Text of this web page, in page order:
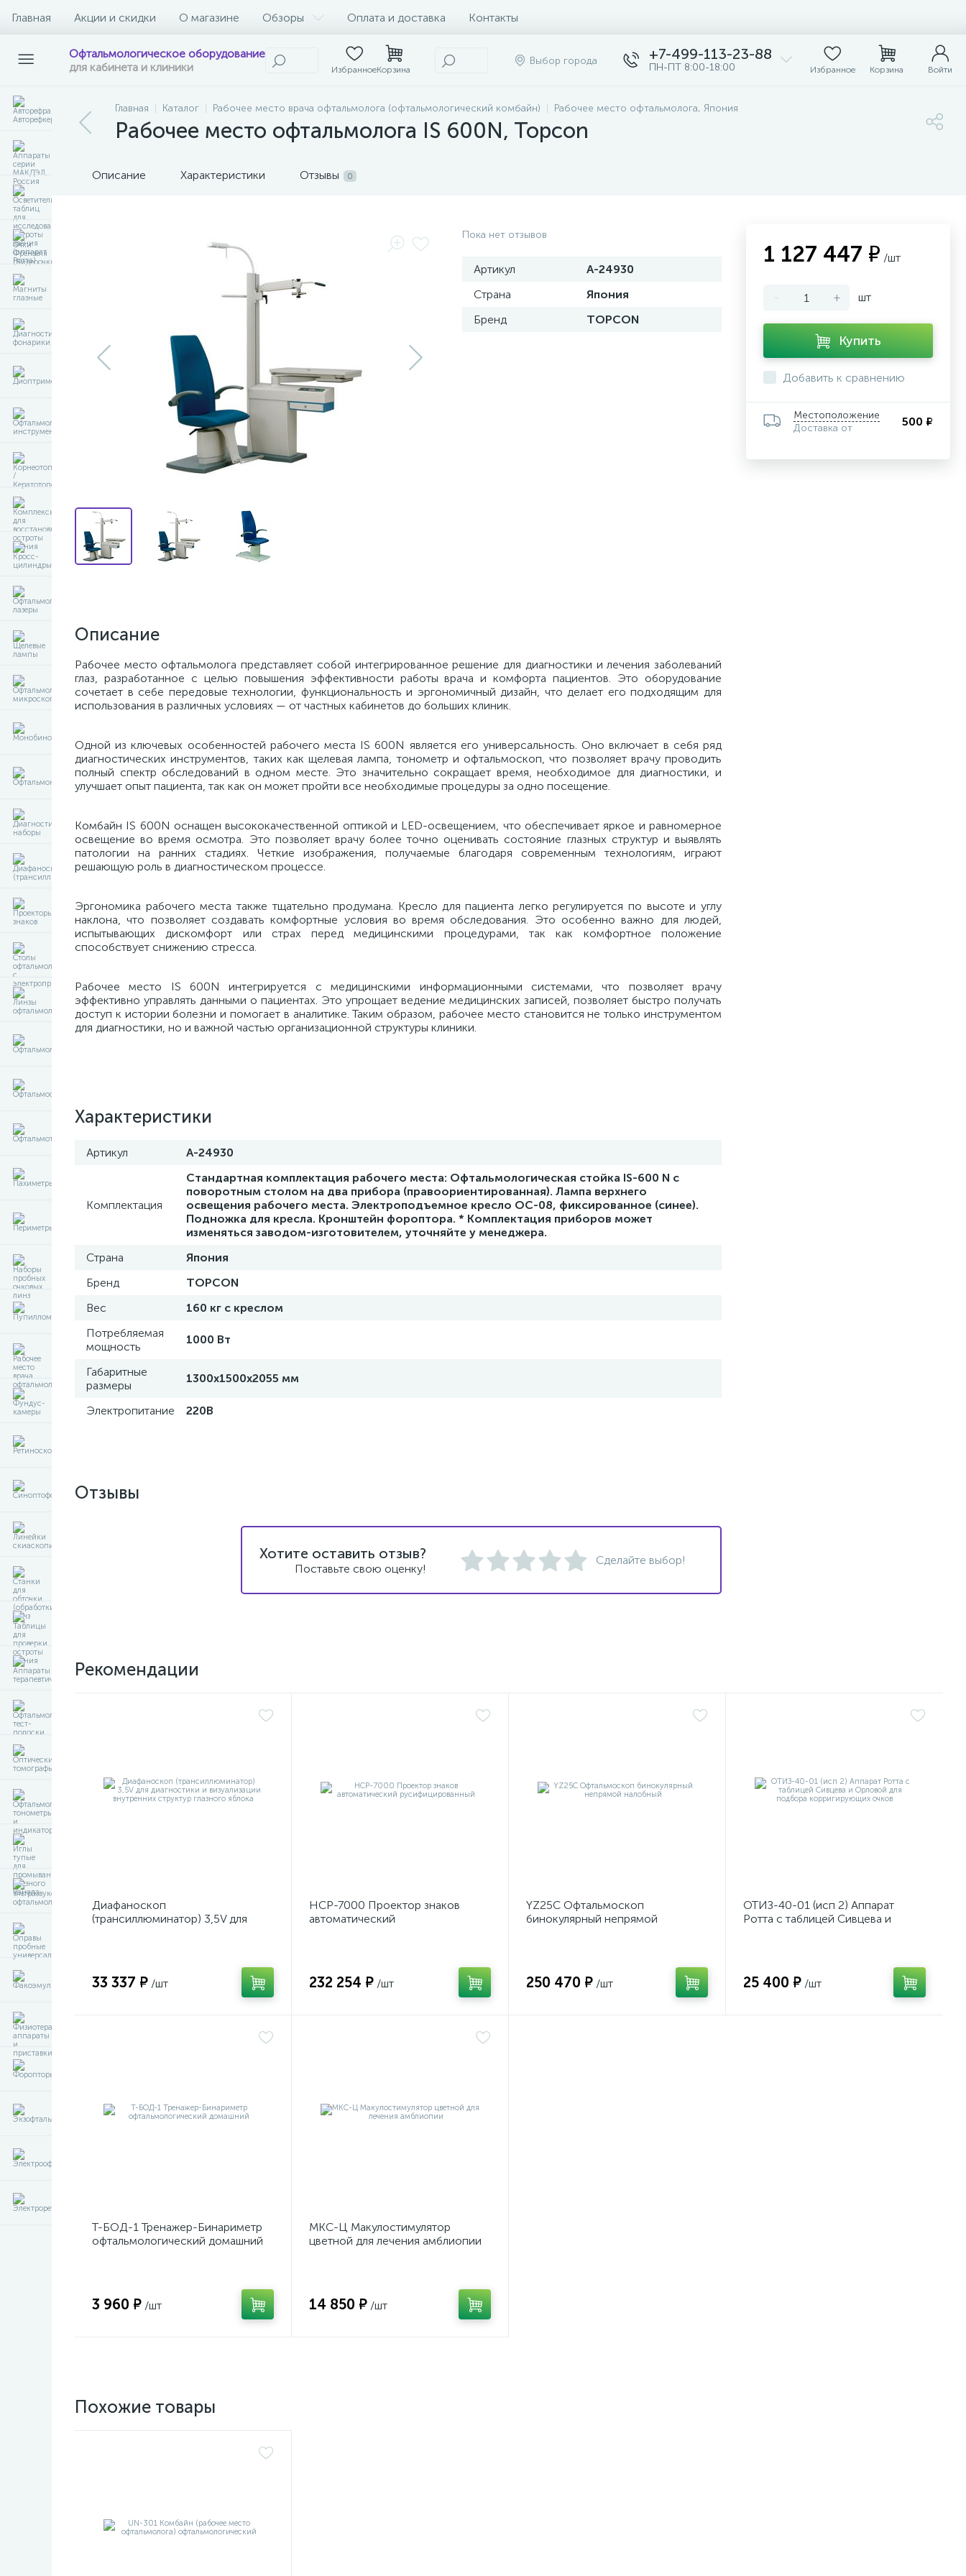
Главная Акции и скидки О магазине Обзоры Оплата и доставка Контакты
Офтальмологическое оборудование
для кабинета и клиники
ИзбранноеКорзина
Выбор города +7-499-113-23-88
ПН-ПТ 8:00-18:00 Избранное Корзина Войти
Главная Каталог Рабочее место врача офтальмолога (офтальмологический комбайн) Рабочее место офтальмолога, Япония
Рабочее место офтальмолога IS 600N, Topcon
Описание Характеристики Отзывы 0
Пока нет отзывов
Артикул
A-24930
Страна
Япония
Бренд
TOPCON
Описание
Рабочее место офтальмолога представляет собой интегрированное решение для диагностики и лечения заболеваний
глаз, разработанное с целью повышения эффективности работы врача и комфорта пациентов. Это оборудование
сочетает в себе передовые технологии, функциональность и эргономичный дизайн, что делает его подходящим для
использования в различных условиях — от частных кабинетов до больших клиник.
Одной из ключевых особенностей рабочего места IS 600N является его универсальность. Оно включает в себя ряд
диагностических инструментов, таких как щелевая лампа, тонометр и офтальмоскоп, что позволяет врачу проводить
полный спектр обследований в одном месте. Это значительно сокращает время, необходимое для диагностики, и
улучшает опыт пациента, так как он может пройти все необходимые процедуры за одно посещение.
Комбайн IS 600N оснащен высококачественной оптикой и LED-освещением, что обеспечивает яркое и равномерное
освещение во время осмотра. Это позволяет врачу более точно оценивать состояние глазных структур и выявлять
патологии на ранних стадиях. Четкие изображения, получаемые благодаря современным технологиям, играют
решающую роль в диагностическом процессе.
Эргономика рабочего места также тщательно продумана. Кресло для пациента легко регулируется по высоте и углу
наклона, что позволяет создавать комфортные условия во время обследования. Это особенно важно для людей,
испытывающих дискомфорт или страх перед медицинскими процедурами, так как комфортное положение
способствует снижению стресса.
Рабочее место IS 600N интегрируется с медицинскими информационными системами, что позволяет врачу
эффективно управлять данными о пациентах. Это упрощает ведение медицинских записей, позволяет быстро получать
доступ к истории болезни и помогает в аналитике. Таким образом, рабочее место становится не только инструментом
для диагностики, но и важной частью организационной структуры клиники.
Характеристики
Артикул A-24930
Комплектация
Стандартная комплектация рабочего места: Офтальмологическая стойка IS-600 N с
поворотным столом на два прибора (правоориентированная). Лампа верхнего
освещения рабочего места. Электроподъемное кресло OС-08, фиксированное (синее).
Подножка для кресла. Кронштейн фороптора. * Комплектация приборов может
изменяться заводом-изготовителем, уточняйте у менеджера.
Страна
Япония
Бренд
TOPCON
Вес
160 кг с креслом
Потребляемая
мощность
1000 Вт
Габаритные
размеры
1300х1500х2055 мм
Электропитание 220В
1 127 447 ₽ /шт
- + шт
Купить
Добавить к сравнению
Местоположение
Доставка от
500 ₽
Отзывы
Хотите оставить отзыв?
Поставьте свою оценку!
Сделайте выбор!
Рекомендации
Диафаноскоп
(трансиллюминатор) 3,5V для
33 337 ₽ /шт
НСР-7000 Проектор знаков
автоматический
232 254 ₽ /шт
YZ25C Офтальмоскоп
бинокулярный непрямой
250 470 ₽ /шт
ОТИЗ-40-01 (исп 2) Аппарат
Ротта с таблицей Сивцева и
25 400 ₽ /шт
Т-БОД-1 Тренажер-Бинариметр
офтальмологический домашний
3 960 ₽ /шт
МКС-Ц Макулостимулятор
цветной для лечения амблиопии
14 850 ₽ /шт
Похожие товары